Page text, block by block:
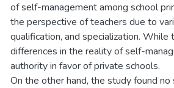
of self-management among school
the perspective of teachers due to
qualification, and specialization.
differences in the reality of self-
authority in favor of private schools.
On the other hand, the study found